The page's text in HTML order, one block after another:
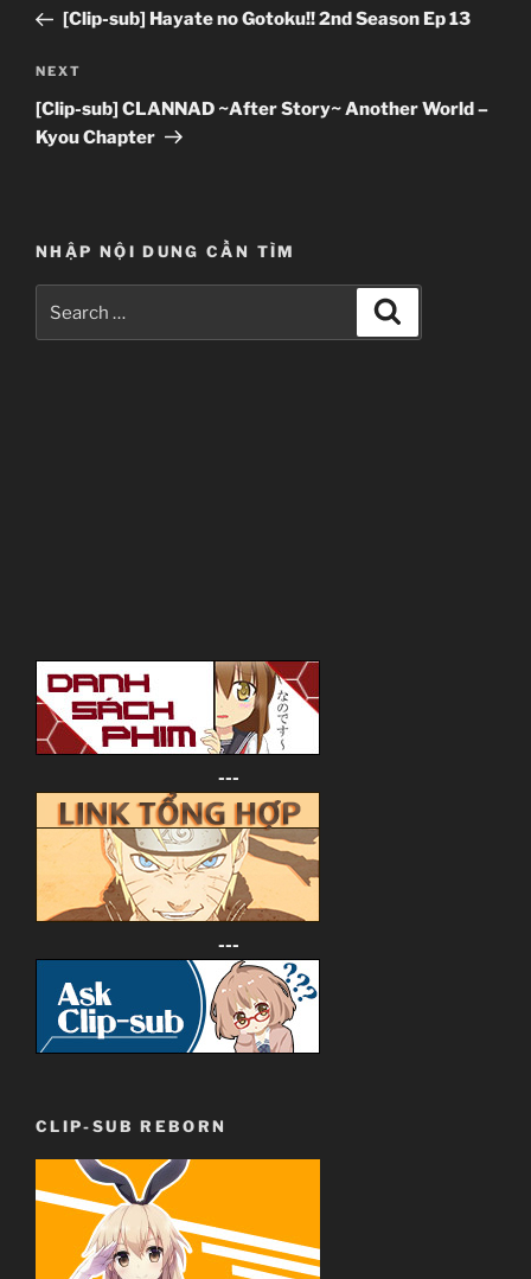
Post[Clip-sub] Hayate no Gotoku!! 2nd Season Ep 13
Next
Post
NEXT
[Clip-sub] CLANNAD ~After Story~ Another World –
Kyou Chapter
NHẬP NỘI DUNG CẦN TÌM
for:
---
---
CLIP-SUB REBORN